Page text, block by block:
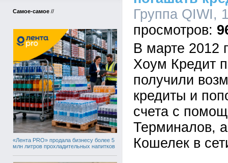
Самое-самое //
«Лента PRO» продала бизнесу более 5
млн литров прохладительных напитков
Группа QIWI,
В марте 2012
Хоум Кредит
получили
кредиты и
счета с
Терминалов,
Кошелек в